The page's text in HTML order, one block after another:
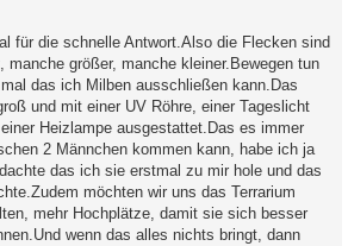
für die schnelle Antwort.Also die Flecken sind
manche größer, manche kleiner.Bewegen tun
das ich Milben ausschließen kann.Das
und mit einer UV Röhre, einer Tageslicht
Heizlampe ausgestattet.Das es immer
2 Männchen kommen kann, habe ich ja
das ich sie erstmal zu mir hole und das
möchten wir uns das Terrarium
mehr Hochplätze, damit sie sich besser
wenn das alles nichts bringt, dann